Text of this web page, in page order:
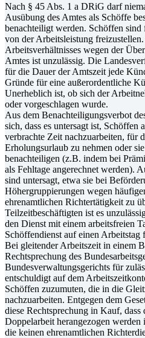
Nach § 45 Abs. 1 a DRiG darf
Ausübung des Amtes als Schöffe
benachteiligt werden. Schöffen
von der Arbeitsleistung
Arbeitsverhältnisses wegen der
Amtes ist unzulässig. Die
für die Dauer der Amtszeit jede
Gründe für eine außerordentliche
Unerheblich ist, ob sich der
oder vorgeschlagen wurde.
Aus dem Benachteiligungsverbot
sich, dass es untersagt ist,
verbrachte Zeit nachzuarbeiten, für
Erholungsurlaub zu nehmen oder
benachteiligen (z.B. indem bei
als Fehltage angerechnet werden).
sind untersagt, etwa sie bei
Höhergruppierungen wegen
ehrenamtlichen Richtertätigkeit zu
Teilzeitbeschäftigten ist es
den Dienst mit einem arbeitsfreien
Schöffendienst auf einen Arbeitstag
Bei gleitender Arbeitszeit in einem
Rechtsprechung des
Bundesverwaltungsgerichts für
entschuldigt auf dem
Schöffen zuzumuten, die in die
nachzuarbeiten. Entgegen dem
diese Rechtsprechung in Kauf, dass
Doppelarbeit herangezogen
die keinen ehrenamtlichen